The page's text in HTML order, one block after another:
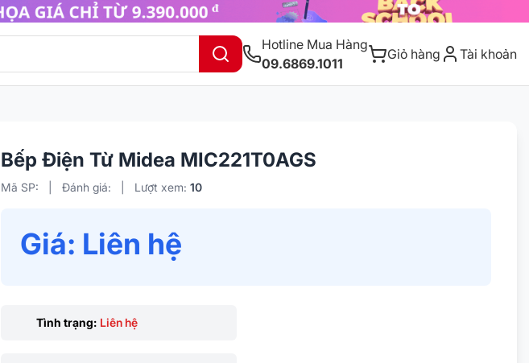
Hotline Mua Hàng
09.6869.1011
Giỏ hàng Tài khoản
Bếp Điện Từ Midea MIC221T0AGS
Mã SP: Đánh giá: Lượt xem: 10
Giá: Liên hệ
Tình trạng: Liên hệ